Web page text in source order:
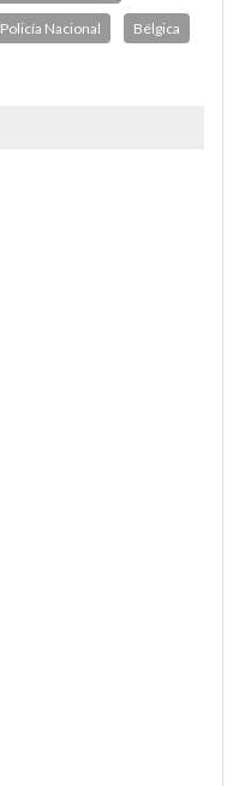
Policía Nacional Bélgica